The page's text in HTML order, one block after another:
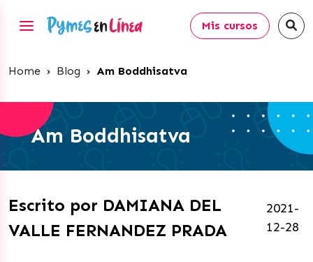
Mis cursos
Home › Blog › Am Boddhisatva
Am Boddhisatva
Escrito por DAMIANA DEL
VALLE FERNANDEZ PRADA
2021-
12-28